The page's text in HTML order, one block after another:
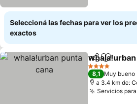
Seleccioná las fechas para ver los
exactos
Compartir
Añadir
4 Estrellas
8,1 Muy bueno
a 3.4 km de:
Servicios